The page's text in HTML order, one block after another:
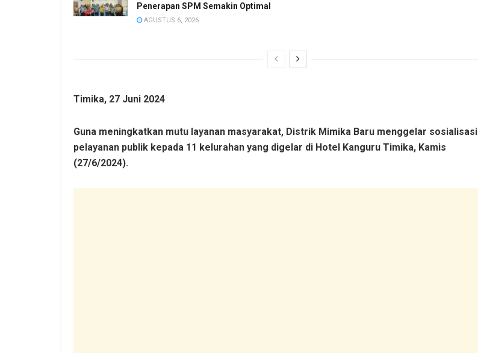
Penerapan SPM Semakin Optimal
AGUSTUS 6, 2026
Timika, 27 Juni 2024
Guna meningkatkan mutu layanan masyarakat, Distrik Mimika Baru menggelar sosialisasi
pelayanan publik kepada 11 kelurahan yang digelar di Hotel Kanguru Timika, Kamis
(27/6/2024).